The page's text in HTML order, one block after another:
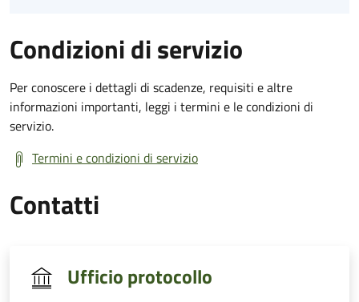
Condizioni di servizio
Per conoscere i dettagli di scadenze, requisiti e altre
informazioni importanti, leggi i termini e le condizioni di
servizio.
Termini e condizioni di servizio
Contatti
Ufficio protocollo